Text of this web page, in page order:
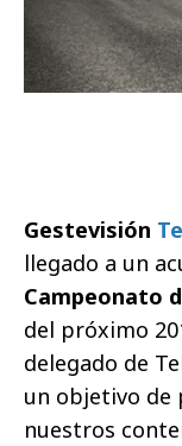
Gestevisión
llegado a un
Campeonato
del próximo
delegado de
un objetivo de
nuestros